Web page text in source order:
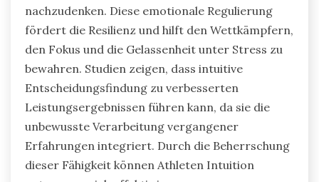
nachzudenken. Diese emotionale Regulierung
fördert die Resilienz und hilft den Wettkämpfern,
den Fokus und die Gelassenheit unter Stress zu
bewahren. Studien zeigen, dass intuitive
Entscheidungsfindung zu verbesserten
Leistungsergebnissen führen kann, da sie die
unbewusste Verarbeitung vergangener
Erfahrungen integriert. Durch die Beherrschung
dieser Fähigkeit können Athleten Intuition